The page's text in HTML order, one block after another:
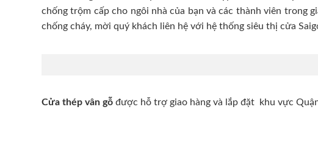
chống trộm cấp cho ngôi nhà của bạn và các thành viên trong
chống cháy, mời quý khách liên hệ với hệ thống siêu thị cửa
Cửa thép vân gỗ được hỗ trợ giao hàng và lắp đặt khu vực